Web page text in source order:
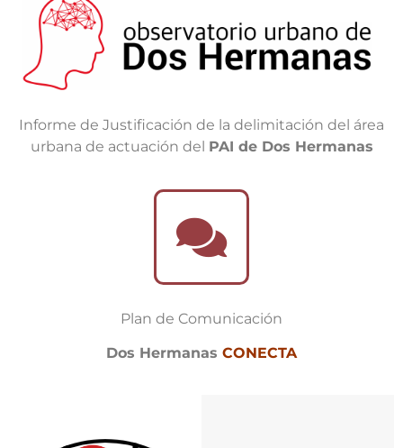
Informe de Justificación de la delimitación del área
urbana de actuación del PAI de Dos Hermanas
Plan de Comunicación
Dos Hermanas CONECTA